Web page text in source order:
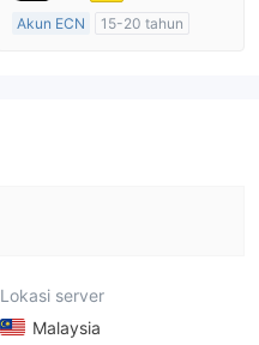
Akun ECN
15-20 tahun
Lokasi server
Malaysia